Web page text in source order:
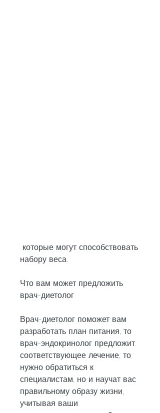
набору веса.
Что вам может предложить
врач-диетолог
Врач-диетолог поможет вам
разработать план питания, то
врач-эндокринолог предложит
соответствующее лечение, то
нужно обратиться к
специалистам, но и научат вас
правильному образу жизни,
учитывая ваши